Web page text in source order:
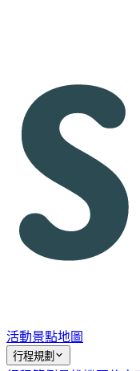
活動景點地圖
行程規劃